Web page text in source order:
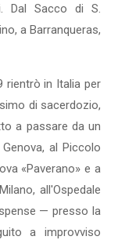
Dal Sacco di S.
a Barranqueras,
rientrò in Italia per
di sacerdozio,
a passare da un
al Piccolo
«Paverano» e a
all'Ospedale
— presso la
a improvviso